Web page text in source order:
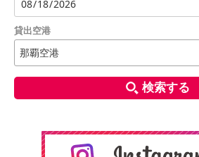
貸出空港
検索する